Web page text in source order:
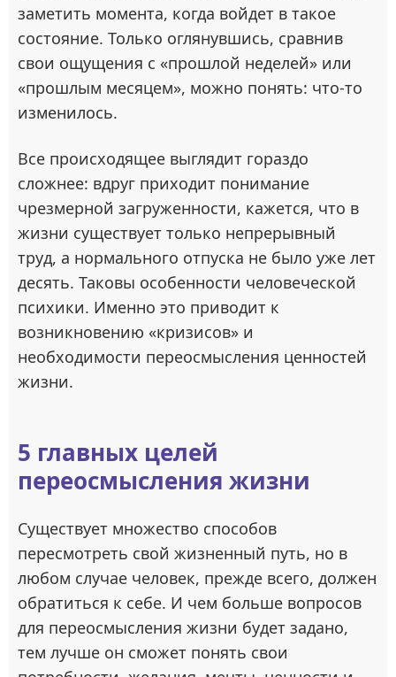
заметить момента, когда войдет в такое
состояние. Только оглянувшись, сравнив
свои ощущения с «прошлой неделей» или
«прошлым месяцем», можно понять: что-то
изменилось.
Все происходящее выглядит гораздо
сложнее: вдруг приходит понимание
чрезмерной загруженности, кажется, что в
жизни существует только непрерывный
труд, а нормального отпуска не было уже лет
десять. Таковы особенности человеческой
психики. Именно это приводит к
возникновению «кризисов» и
необходимости переосмысления ценностей
жизни.
5 главных целей
переосмысления жизни
Существует множество способов
пересмотреть свой жизненный путь, но в
любом случае человек, прежде всего, должен
обратиться к себе. И чем больше вопросов
для переосмысления жизни будет задано,
тем лучше он сможет понять свои